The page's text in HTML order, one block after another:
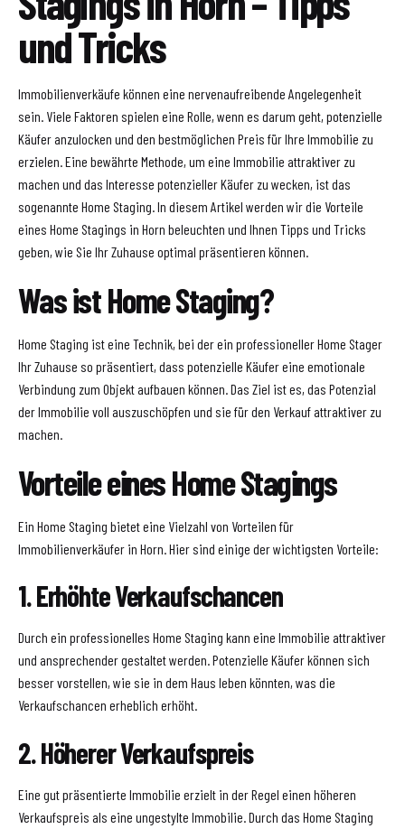
und Tricks
Immobilienverkäufe können eine nervenaufreibende Angelegenheit
sein. Viele Faktoren spielen eine Rolle, wenn es darum geht, potenzielle
Käufer anzulocken und den bestmöglichen Preis für Ihre Immobilie zu
erzielen. Eine bewährte Methode, um eine Immobilie attraktiver zu
machen und das Interesse potenzieller Käufer zu wecken, ist das
sogenannte Home Staging. In diesem Artikel werden wir die Vorteile
eines Home Stagings in Horn beleuchten und Ihnen Tipps und Tricks
geben, wie Sie Ihr Zuhause optimal präsentieren können.
Was ist Home Staging?
Home Staging ist eine Technik, bei der ein professioneller Home Stager
Ihr Zuhause so präsentiert, dass potenzielle Käufer eine emotionale
Verbindung zum Objekt aufbauen können. Das Ziel ist es, das Potenzial
der Immobilie voll auszuschöpfen und sie für den Verkauf attraktiver zu
machen.
Vorteile eines Home Stagings
Ein Home Staging bietet eine Vielzahl von Vorteilen für
Immobilienverkäufer in Horn. Hier sind einige der wichtigsten Vorteile:
1. Erhöhte Verkaufschancen
Durch ein professionelles Home Staging kann eine Immobilie attraktiver
und ansprechender gestaltet werden. Potenzielle Käufer können sich
besser vorstellen, wie sie in dem Haus leben könnten, was die
Verkaufschancen erheblich erhöht.
2. Höherer Verkaufspreis
Eine gut präsentierte Immobilie erzielt in der Regel einen höheren
Verkaufspreis als eine ungestylte Immobilie. Durch das Home Staging